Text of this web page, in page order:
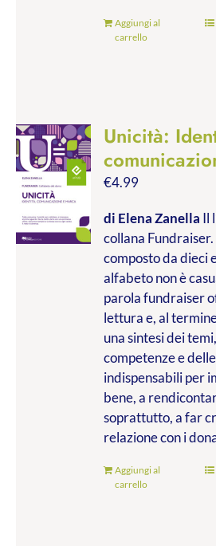
Aggiungi al
carrello
Unicità:
€4.99
di Elena Zanella Il
collana
composto da dieci
alfabeto non è
parola fundraiser
lettura e, al
una sintesi dei
competenze e
indispensabili per
bene, a
soprattutto, a far
relazione con i
Aggiungi al
carrello